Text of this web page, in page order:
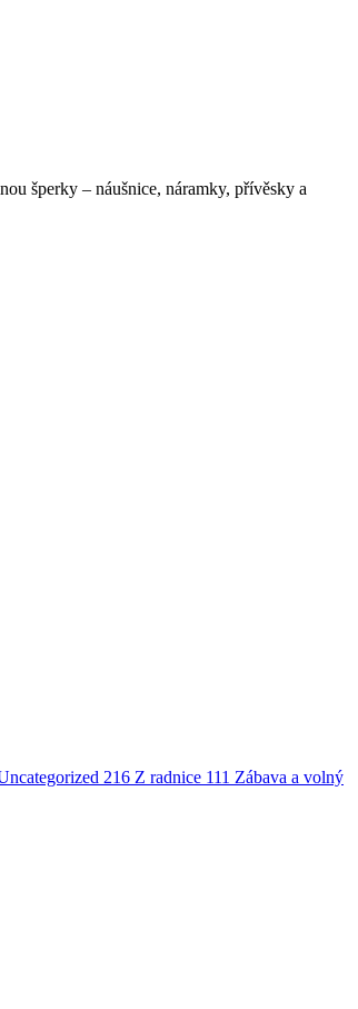
šperky – náušnice, náramky, přívěsky a
216 Z radnice 111 Zábava a volný